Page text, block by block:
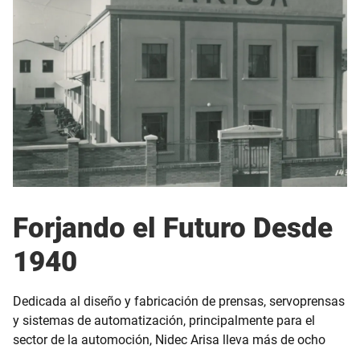
Forjando el Futuro Desde
1940
Dedicada al diseño y fabricación de prensas, servoprensas
y sistemas de automatización, principalmente para el
sector de la automoción, Nidec Arisa lleva más de ocho